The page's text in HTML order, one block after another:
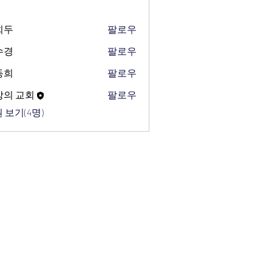
두
팔로우
경
팔로우
희
팔로우
의 교회
팔로우
보기(4명)